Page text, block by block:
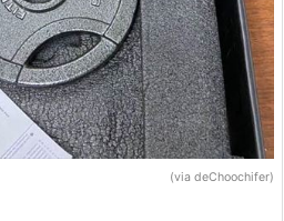
(via deChoochifer)